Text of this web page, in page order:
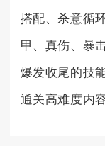
搭配、杀意循
甲、真伤、暴
爆发收尾的技
通关高难度内容